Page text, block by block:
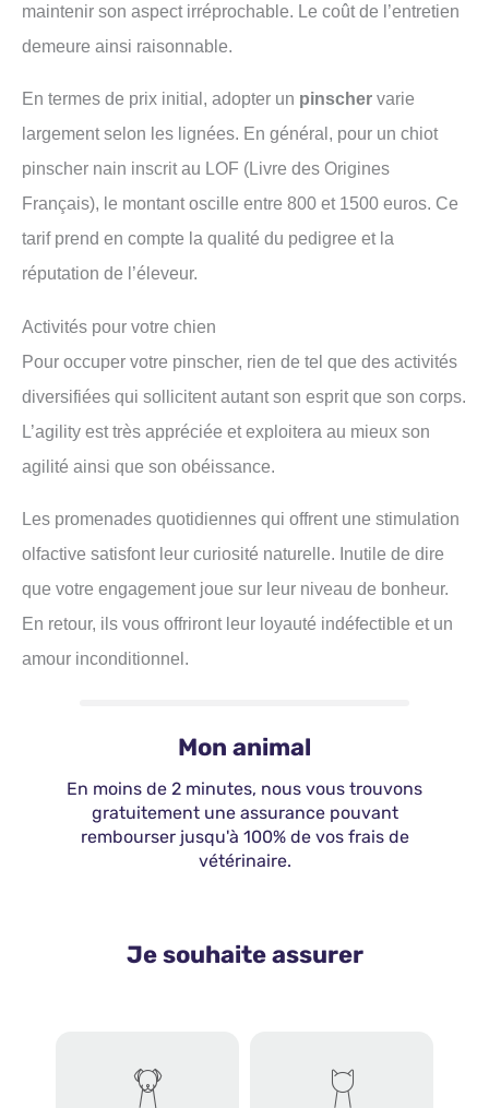
maintenir son aspect irréprochable. Le coût de l’entretien
demeure ainsi raisonnable.
En termes de prix initial, adopter un pinscher varie
largement selon les lignées. En général, pour un chiot
pinscher nain inscrit au LOF (Livre des Origines
Français), le montant oscille entre 800 et 1500 euros. Ce
tarif prend en compte la qualité du pedigree et la
réputation de l’éleveur.
Activités pour votre chien
Pour occuper votre pinscher, rien de tel que des activités
diversifiées qui sollicitent autant son esprit que son corps.
L’agility est très appréciée et exploitera au mieux son
agilité ainsi que son obéissance.
Les promenades quotidiennes qui offrent une stimulation
olfactive satisfont leur curiosité naturelle. Inutile de dire
que votre engagement joue sur leur niveau de bonheur.
En retour, ils vous offriront leur loyauté indéfectible et un
amour inconditionnel.